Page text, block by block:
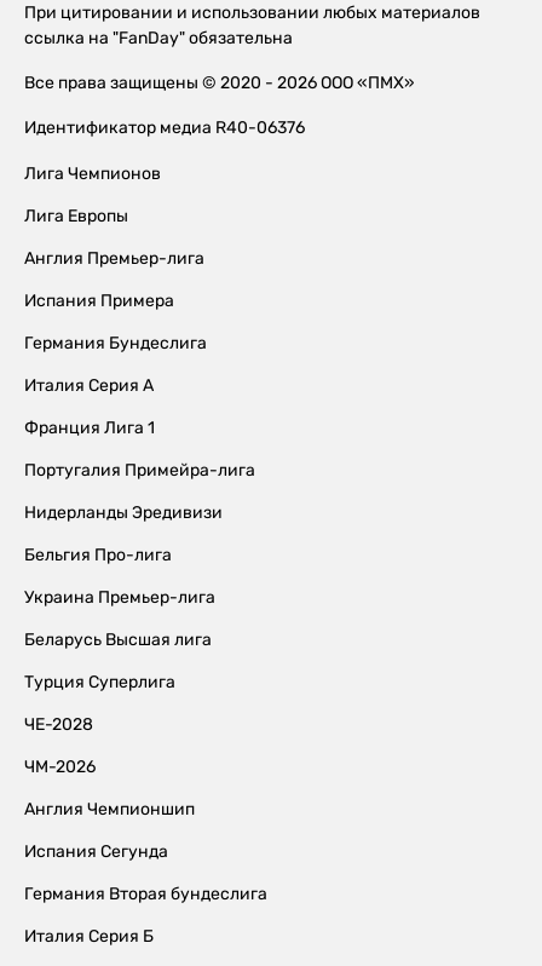
При цитировании и использовании любых материалов
ссылка на "FanDay" обязательна
Все права защищены © 2020 - 2026 ООО «ПМХ»
Идентификатор медиа R40-06376
Лига Чемпионов
Лига Европы
Англия Премьер-лига
Испания Примера
Германия Бундеслига
Италия Серия А
Франция Лига 1
Португалия Примейра-лига
Нидерланды Эредивизи
Бельгия Про-лига
Украина Премьер-лига
Беларусь Высшая лига
Турция Суперлига
ЧЕ-2028
ЧМ-2026
Англия Чемпионшип
Испания Сегунда
Германия Вторая бундеслига
Италия Серия Б